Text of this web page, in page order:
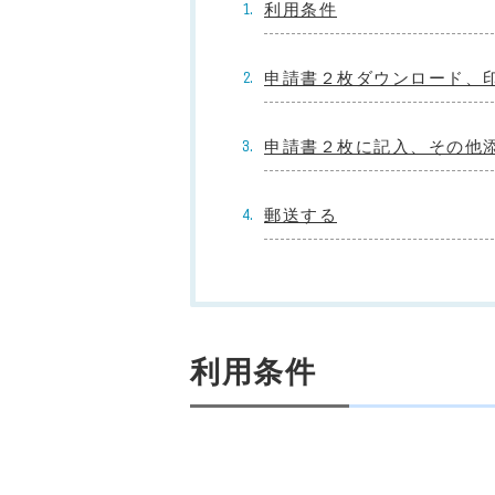
利用条件
申請書２枚ダウンロード、
申請書２枚に記入、その他
郵送する
利用条件